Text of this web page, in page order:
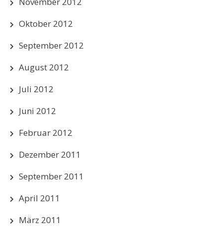
Oktober 2012
September 2012
August 2012
Juli 2012
Juni 2012
Februar 2012
Dezember 2011
September 2011
April 2011
März 2011